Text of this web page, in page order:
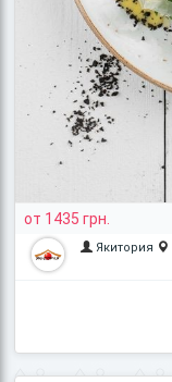
от 1435 грн.
Якитория